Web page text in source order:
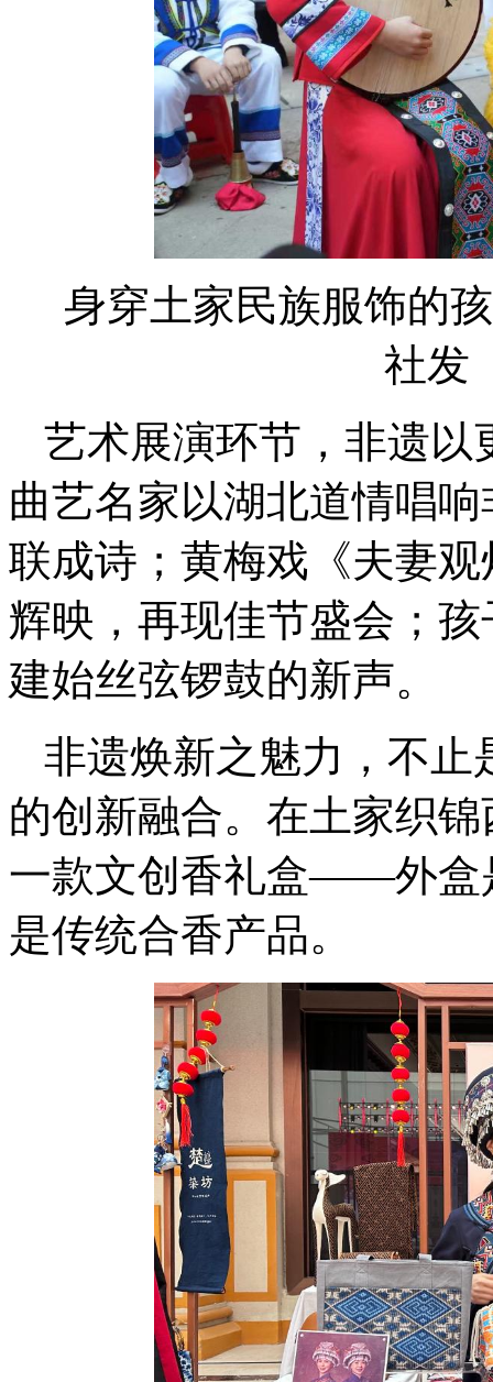
身穿土家民族服饰的
社发
艺术展演环节，非遗以
曲艺名家以湖北道情唱
联成诗；黄梅戏《夫妻
辉映，再现佳节盛会；
建始丝弦锣鼓的新声。
非遗焕新之魅力，不止
的创新融合。在土家织
一款文创香礼盒——外盒
是传统合香产品。